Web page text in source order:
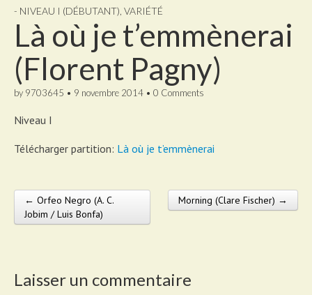
- NIVEAU I (DÉBUTANT) VARIÉTÉ
Là où je t’emmènerai
(Florent Pagny)
by 9703645 • 9 novembre 2014 • 0 Comments
Niveau I
Télécharger partition: Là où je t’emmènerai
Post navigation
← Orfeo Negro (A. C.
Jobim / Luis Bonfa)
Morning (Clare Fischer) →
Laisser un commentaire